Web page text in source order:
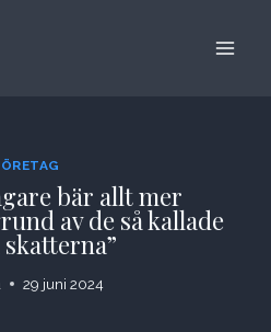
bär allt mer
av de så kallade
29 juni 2024